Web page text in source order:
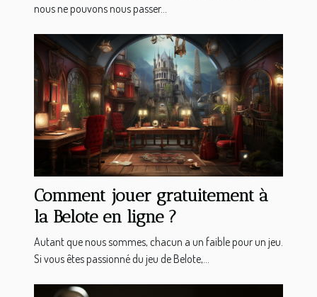
nous ne pouvons nous passer...
Comment jouer gratuitement à
la Belote en ligne ?
Autant que nous sommes, chacun a un faible pour un jeu.
Si vous êtes passionné du jeu de Belote,...